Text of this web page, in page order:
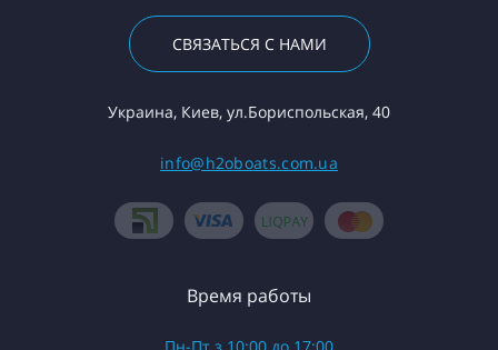
СВЯЗАТЬСЯ С НАМИ
Украина, Киев, ул.Бориспольская, 40
info@h2oboats.com.ua
Время работы